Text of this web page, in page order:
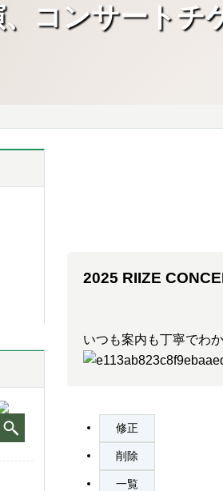
コンサートチ
2025 RIIZE
いつも案内も丁寧でわ
修正
削除
一覧